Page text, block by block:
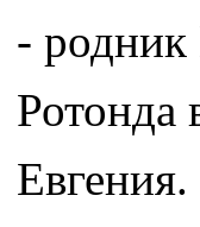
- родник
Ротонда
Евгения.